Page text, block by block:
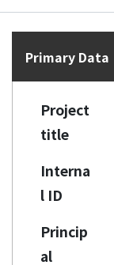
Statistics
Primary Data
Project
title
Interna
l ID
Princip
al